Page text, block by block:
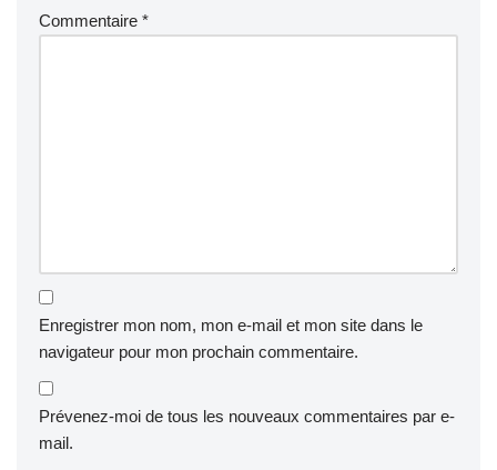
Commentaire *
Enregistrer mon nom, mon e-mail et mon site dans le
navigateur pour mon prochain commentaire.
Prévenez-moi de tous les nouveaux commentaires par e-
mail.